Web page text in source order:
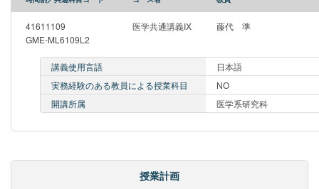
41611109
GME-ML6109L2
医学共通講義IX 藤代 準
講義使用言語
日本語
実務経験のある教員による授業科目
NO
開講所属
医学系研究科
授業計画